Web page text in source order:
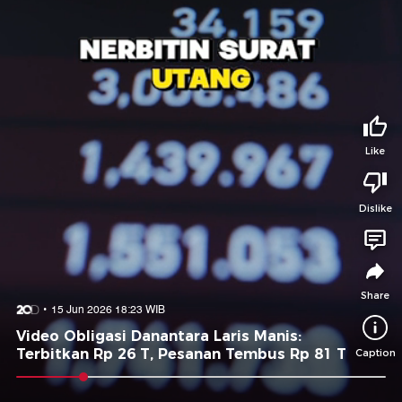
Like
Dislike
Share
Caption
15 Jun 2026 18:23 WIB
Video Obligasi Danantara Laris Manis:
Terbitkan Rp 26 T, Pesanan Tembus Rp 81 T
Copy Link Copy Embed
Copy Embed &
Caption
Suka video ini?
Login untuk menyampaikan pendapat.
Masuk
Tidak suka video ini?
Login untuk menyampaikan pendapat.
Masuk